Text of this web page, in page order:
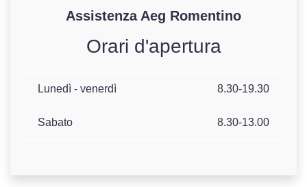
Assistenza Aeg Romentino
Orari d'apertura
Lunedì - venerdì 8.30-19.30
Sabato 8.30-13.00